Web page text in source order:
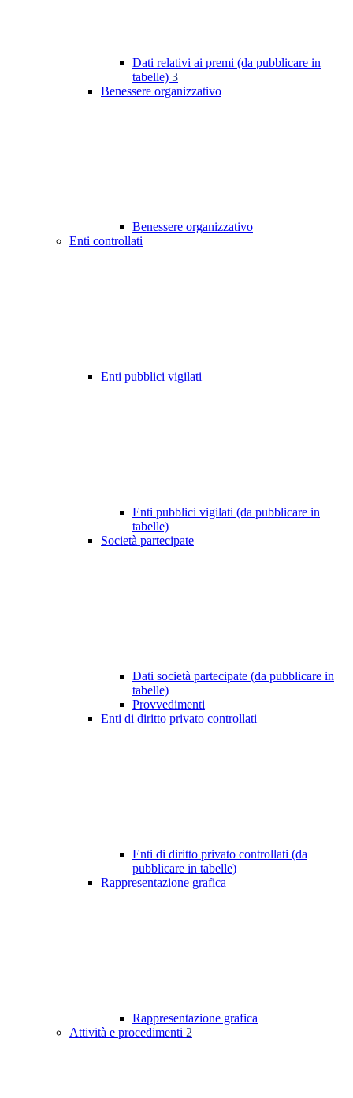
Dati relativi ai premi (da pubblicare in
tabelle) 3
Benessere organizzativo
Benessere organizzativo
Enti controllati
Enti pubblici vigilati
Enti pubblici vigilati (da pubblicare in
tabelle)
Società partecipate
Dati società partecipate (da pubblicare in
tabelle)
Provvedimenti
Enti di diritto privato controllati
Enti di diritto privato controllati (da
pubblicare in tabelle)
Rappresentazione grafica
Rappresentazione grafica
Attività e procedimenti 2